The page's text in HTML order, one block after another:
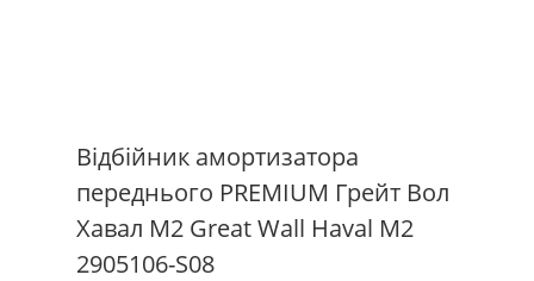
Відбійник амортизатора
переднього PREMIUM Грейт Вол
Хавал М2 Great Wall Haval M2
2905106-S08